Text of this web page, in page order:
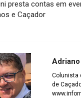
presta contas em
e Caçador
Colunista
de